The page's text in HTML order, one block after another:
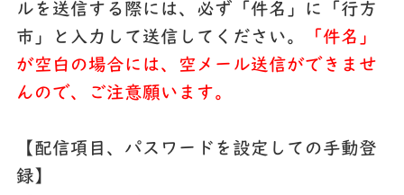
ルを送信する際には、 必ず「件名」に「行方
市」と入力して送信 してください。
「件名」
が空白の場合には、空メール送信ができませ
んので、ご注意願います。
【配信項目、パスワードを設定しての手動登
録】